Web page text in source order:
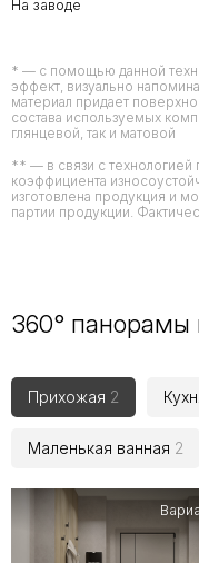
На заводе
* — с помощью данной
эффект, визуально
материал придает
состава используемых
глянцевой, так и матовой
** — в связи с технологией
коэффициента
изготовлена продукция и
партии продукции.
360° панорамы
Прихожая 2
Маленькая ванная 2